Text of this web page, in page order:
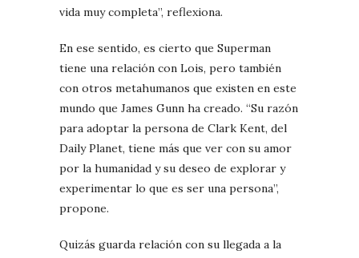
vida muy completa”, reflexiona.
En ese sentido, es cierto que Superman
tiene una relación con Lois, pero también
con otros metahumanos que existen en este
mundo que James Gunn ha creado. “Su razón
para adoptar la persona de Clark Kent, del
Daily Planet, tiene más que ver con su amor
por la humanidad y su deseo de explorar y
experimentar lo que es ser una persona”,
propone.
Quizás guarda relación con su llegada a la